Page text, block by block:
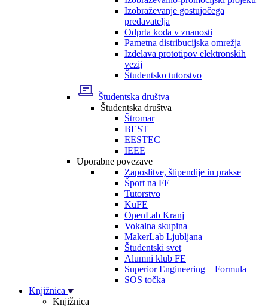
Izobraževanje gostujočega
predavatelja
Odprta koda v znanosti
Pametna distribucijska omrežja
Izdelava prototipov elektronskih
vezij
Študentsko tutorstvo
Študentska društva
Študentska društva
Štromar
BEST
EESTEC
IEEE
Uporabne povezave
Zaposlitve, štipendije in prakse
Šport na FE
Tutorstvo
KuFE
OpenLab Kranj
Vokalna skupina
MakerLab Ljubljana
Študentski svet
Alumni klub FE
Superior Engineering – Formula
SOS točka
Knjižnica
Knjižnica